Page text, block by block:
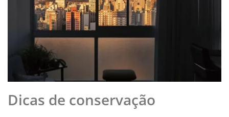
Dicas de conservação